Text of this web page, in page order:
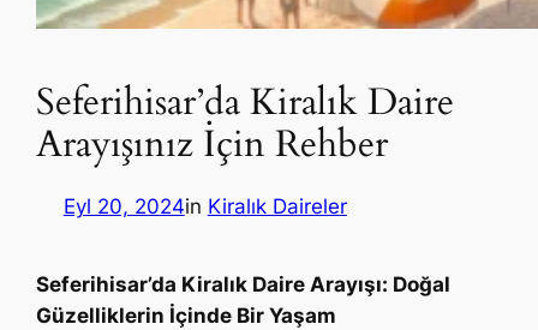
Seferihisar’da Kiralık Daire
Arayışınız İçin Rehber
Eyl 20, 2024in Kiralık Daireler
Seferihisar’da Kiralık Daire Arayışı: Doğal
Güzelliklerin İçinde Bir Yaşam